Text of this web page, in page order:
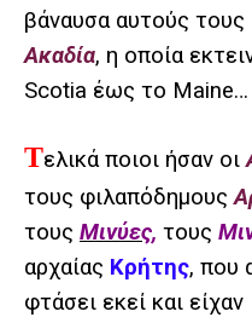
βάναυσα αυτούς
Ακαδία, η οποία
Scotia έως το Maine…
Τελικά ποιοι ήσαν οι
τους φιλαπόδημους
τους Μινύες, τους
αρχαίας Κρήτης, που
φτάσει εκεί και